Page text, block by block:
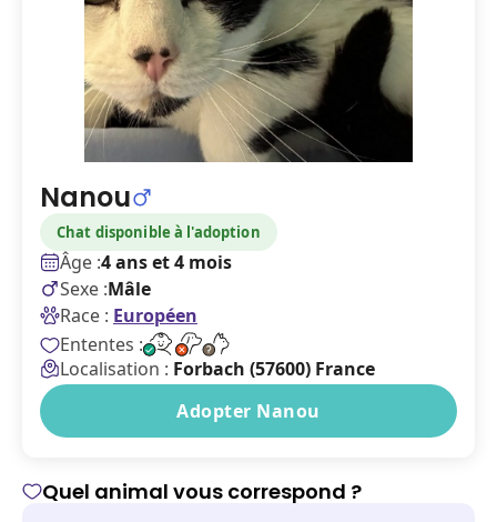
Nanou
Chat disponible à l'adoption
Âge :4 ans et 4 mois
Sexe :Mâle
Race : Européen
Ententes :
Localisation : Forbach (57600) France
Adopter Nanou
Quel animal vous correspond ?